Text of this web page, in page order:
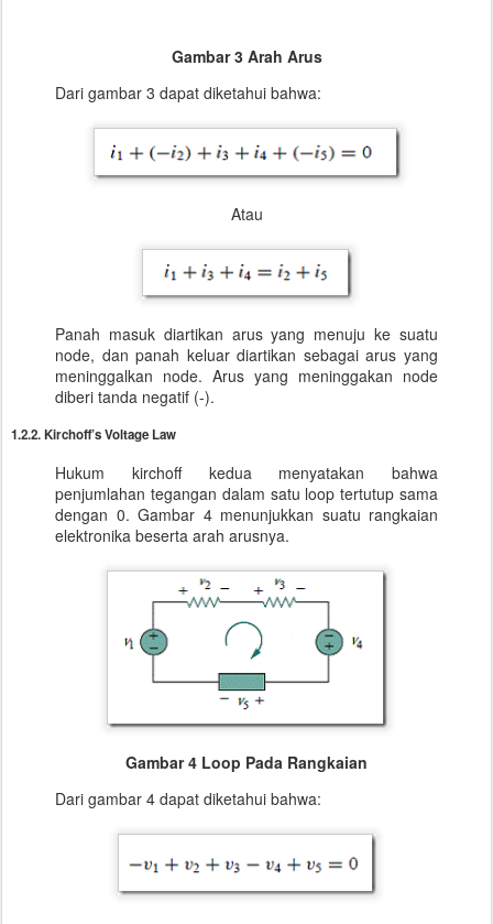
Gambar 3 Arah Arus
Dari gambar 3 dapat diketahui bahwa:
Atau
Panah masuk diartikan arus yang menuju ke suatu
node, dan panah keluar diartikan sebagai arus yang
meninggalkan node. Arus yang meninggakan node
diberi tanda negatif (-).
1.2.2. Kirchoff’s Voltage Law
Hukum kirchoff kedua menyatakan bahwa
penjumlahan tegangan dalam satu loop tertutup sama
dengan 0. Gambar 4 menunjukkan suatu rangkaian
elektronika beserta arah arusnya.
Gambar 4 Loop Pada Rangkaian
Dari gambar 4 dapat diketahui bahwa: